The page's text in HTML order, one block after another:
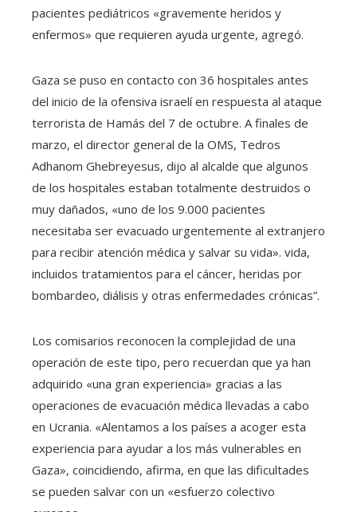
pacientes pediátricos «gravemente heridos y
enfermos» que requieren ayuda urgente, agregó.
Gaza se puso en contacto con 36 hospitales antes
del inicio de la ofensiva israelí en respuesta al ataque
terrorista de Hamás del 7 de octubre. A finales de
marzo, el director general de la OMS, Tedros
Adhanom Ghebreyesus, dijo al alcalde que algunos
de los hospitales estaban totalmente destruidos o
muy dañados, «uno de los 9.000 pacientes
necesitaba ser evacuado urgentemente al extranjero
para recibir atención médica y salvar su vida». vida,
incluidos tratamientos para el cáncer, heridas por
bombardeo, diálisis y otras enfermedades crónicas”.
Los comisarios reconocen la complejidad de una
operación de este tipo, pero recuerdan que ya han
adquirido «una gran experiencia» gracias a las
operaciones de evacuación médica llevadas a cabo
en Ucrania. «Alentamos a los países a acoger esta
experiencia para ayudar a los más vulnerables en
Gaza», coincidiendo, afirma, en que las dificultades
se pueden salvar con un «esfuerzo colectivo